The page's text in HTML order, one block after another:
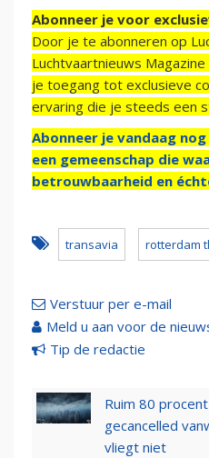
Abonneer je voor
Door je te abonneren op
Luchtvaartnieuws
je toegang tot exclusieve
ervaring die je steeds een
Abonneer je vandaag
een gemeenschap die
betrouwbaarheid en
transavia rotterdam
Verstuur per e-mail
Meld u aan voor de
Tip de redactie
Ruim 80
gecancelled
vliegt niet